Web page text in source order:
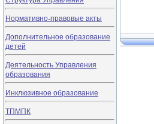
Нормативно-правовые акты
Дополнительное образование
детей
Деятельность Управления
образования
Инклюзивное образование
ТПМПК